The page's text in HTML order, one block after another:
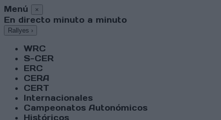
Menú ×
En directo minuto a minuto
Rallyes ›
WRC
S-CER
ERC
CERA
CERT
Internacionales
Campeonatos Autonómicos
Históricos